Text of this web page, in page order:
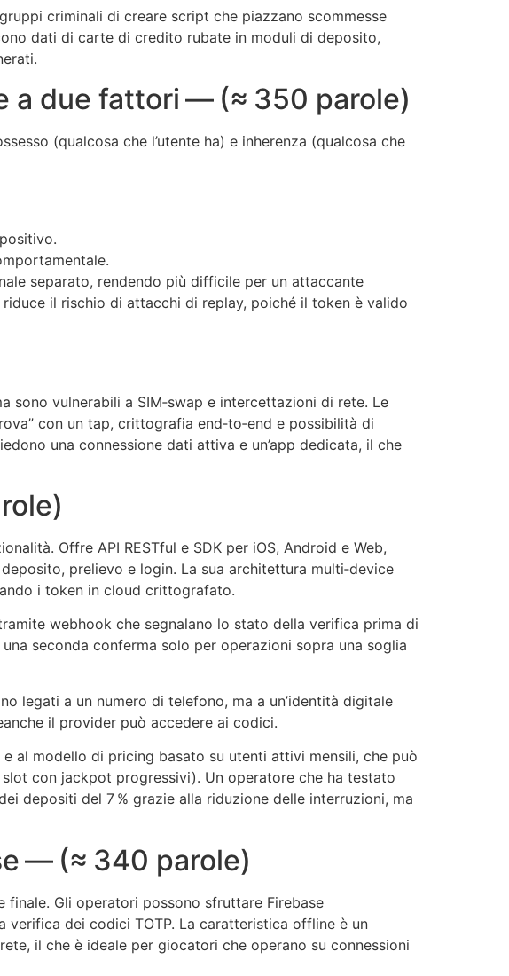
criminali di creare script che piazzano scommesse
dati di carte di credito rubate in moduli di deposito,
a due fattori — (≈ 350 parole)
(qualcosa che l’utente ha) e inherenza (qualcosa che
separato, rendendo più difficile per un attaccante
il rischio di attacchi di replay, poiché il token è valido
sono vulnerabili a SIM‑swap e intercettazioni di rete. Le
con un tap, crittografia end‑to‑end e possibilità di
una connessione dati attiva e un’app dedicata, il che
Offre API RESTful e SDK per iOS, Android e Web,
prelievo e login. La sua architettura multi‑device
i token in cloud crittografato.
webhook che segnalano lo stato della verifica prima di
seconda conferma solo per operazioni sopra una soglia
legati a un numero di telefono, ma a un’identità digitale
il provider può accedere ai codici.
al modello di pricing basato su utenti attivi mensili, che può
con jackpot progressivi). Un operatore che ha testato
depositi del 7 % grazie alla riduzione delle interruzioni, ma
— (≈ 340 parole)
finale. Gli operatori possono sfruttare Firebase
verifica dei codici TOTP. La caratteristica offline è un
il che è ideale per giocatori che operano su connessioni